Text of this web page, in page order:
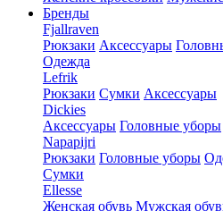
Бренды
Fjallraven
Рюкзаки Аксессуары
Одежда
Lefrik
Рюкзаки Сумки Аксессуары
Dickies
Аксессуары Головные уборы
Napapijri
Рюкзаки Головные уборы
Сумки
Ellesse
Женская обувь Мужская